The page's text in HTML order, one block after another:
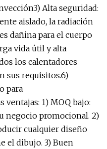
Alta seguridad:
aislado, la radiación
dañina para el cuerpo
vida útil y alta
los calentadores
sus requisitos.6)
para
ventajas: 1) MOQ bajo:
negocio promocional. 2)
cualquier diseño
el dibujo. 3) Buen